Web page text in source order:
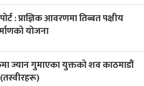
: प्राज्ञिक आवरणमा तिब्बत पक्षीय
योजना
ज्यान गुमाएका युक्तको शव काठमाडौं